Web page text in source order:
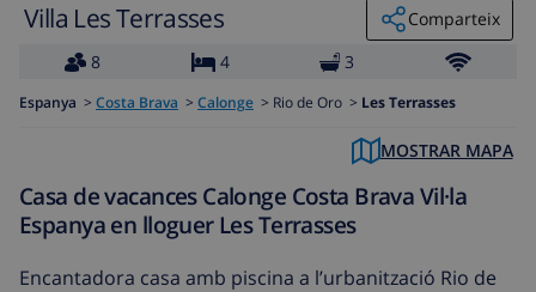
Villa Les Terrasses
Comparteix
8
4 3
Espanya > Costa Brava > Calonge > Rio de Oro > Les Terrasses
MOSTRAR MAPA
Casa de vacances Calonge Costa Brava Vil·la
Espanya en lloguer Les Terrasses
Encantadora casa amb piscina a l’urbanització Rio de